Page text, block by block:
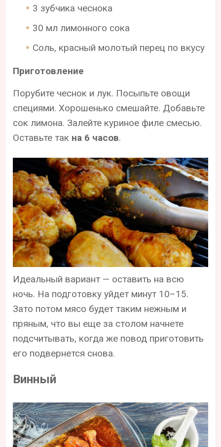
3 зубчика чеснока
30 мл лимонного сока
Соль, красный молотый перец по вкусу
Приготовление
Порубите чеснок и лук. Посыпьте овощи
специями. Хорошенько смешайте. Добавьте
сок лимона. Залейте куриное филе смесью.
Оставьте так на 6 часов.
Идеальный вариант — оставить на всю
ночь. На подготовку уйдет минут 10–15.
Зато потом мясо будет таким нежным и
пряным, что вы еще за столом начнете
подсчитывать, когда же повод приготовить
его подвернется снова.
Винный